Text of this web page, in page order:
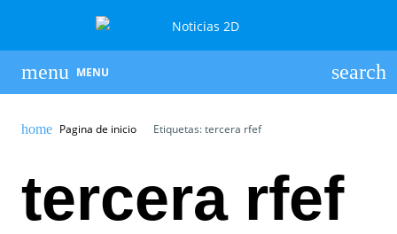
MENU
Pagina de inicio Etiquetas: tercera rfef
tercera rfef